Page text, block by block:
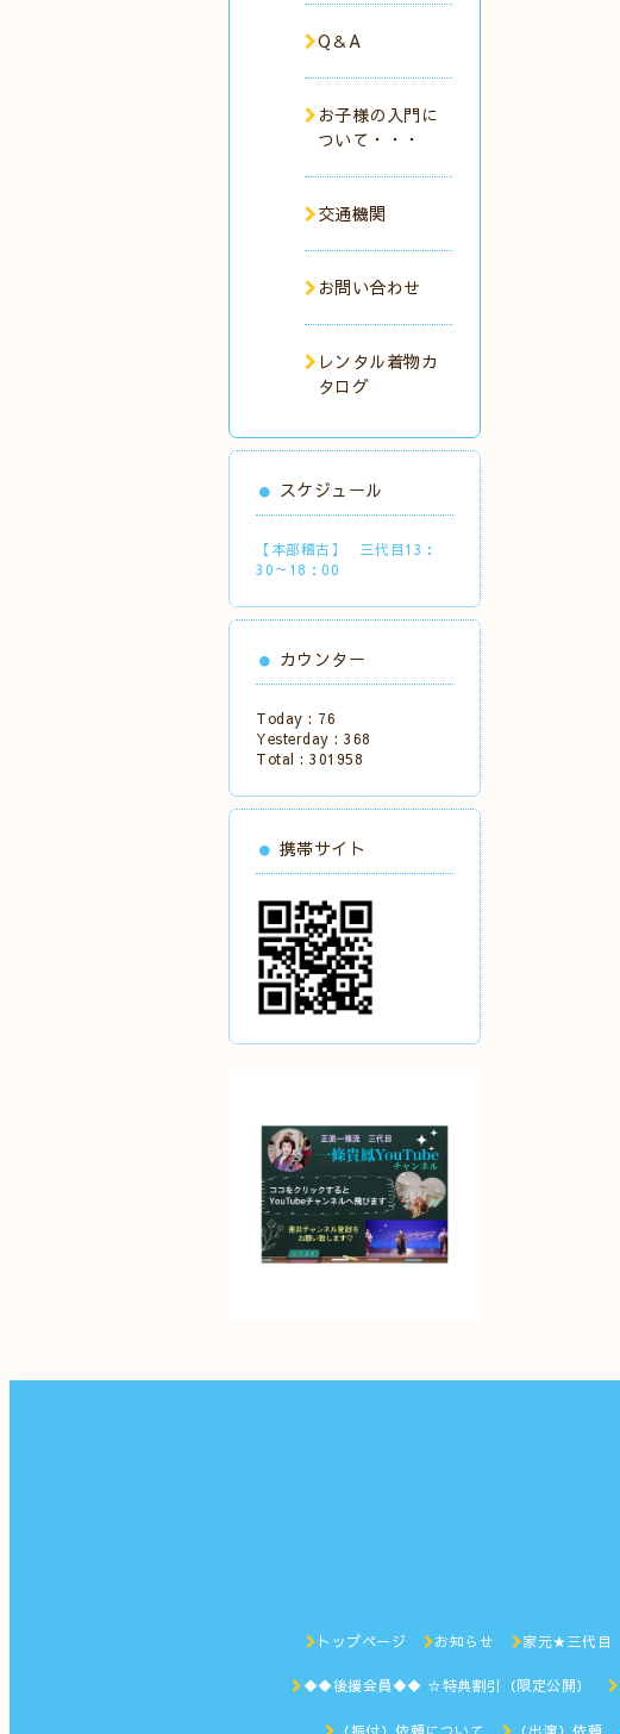
Q＆A
お子様の入門に
ついて・・・
交通機関
お問い合わせ
レンタル着物カ
タログ
スケジュール
【本部稽古】 三代目13：
30～18：00
カウンター
Today : 76
Yesterday : 368
Total : 301958
携帯サイト
トップページ お知らせ 家元★三代目
◆◆後援会員◆◆ ☆特典割引（限定公開）